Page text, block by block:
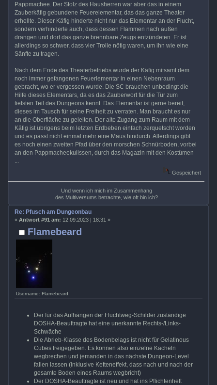
Pappmachee. Der Stolz des Hausherren war aber das in einem
Zauberkäfig gebundene Feuerelementar, das das ganze Theater
erhellte. Dieser Käfig hinderte nicht nur das Elementar an der Flucht,
sondern verhinderte auch, dass dessen Flammen nach außen
drangen und dort das ganze brennbare Zeugs entzündeten. Er ist
allerdings so schwer, dass vier Trolle nötig waren, um ihn wie eine
Sänfte zu tragen.
Nach dem Ende des Theaterbetriebs wurde der Käfig mitsamt dem
noch immer gefangenen Feuerlementar in einen Nebenraum
gebracht, wo er vergessen wurde. Die SC brauchen unbedingt die
Hilfe dieses Elementars, da es das Zauberwort für die Tür zum
tiefsten Teil des Dungeons kennt. Das Elementar ist gerne bereit,
dieses im Tausch für seine Freiheit zu verraten. Man braucht es nur
an die Oberfläche zu geleiten. Der alte Zugang zum Raum mit dem
Käfig ist übrigens beim letzten Erdbeben einfach zerquetscht worden
und es passt nicht einmal mehr eine Maus hindurch. Allerdings gibt
es noch einen zweiten Pfad über den morschen Schnürboden, vorbei
an den Pappmacheekulissen, durch das Magazin mit den Kostümen
Gespeichert
Und wenn ich mich im Zusammenhang
des Multiversums betrachte, wie oft bin ich?
Flamebeard
Username: Flamebeard
Re: Pfusch am Dungeonbau
« Antwort #91 am: 12.09.2023 | 18:31 »
Der für das Aufhängen der Fluchtweg-Schilder zuständige
DOSHA-Beauftragte hat eine unerkannte Rechts-/Links-
Schwäche
Die Abrieb-Klasse des Bodenbelags ist nicht für Gelatinous
Cubes freigegeben. Es können also einzelne Kacheln
wegbrechen und jemanden in das nächste Dungeon-Level
fallen lassen (inklusive Ketteneffekt, dass nach und nach der
gesamte Boden eines Raums wegbricht)
Der DOSHA-Beauftragte ist neu und hat ins Pflichtenheft